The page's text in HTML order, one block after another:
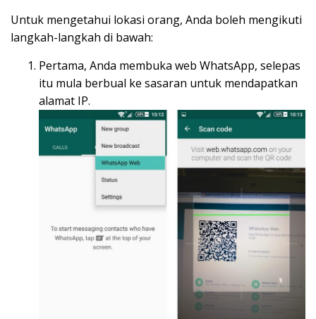
Untuk mengetahui lokasi orang, Anda boleh mengikuti
langkah-langkah di bawah:
Pertama, Anda membuka web WhatsApp, selepas
itu mula berbual ke sasaran untuk mendapatkan
alamat IP.